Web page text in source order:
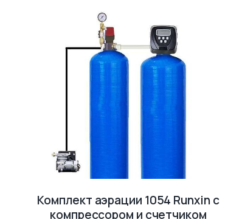
Комплект aэрации 1054 Runxin с
компрессором и счетчиком